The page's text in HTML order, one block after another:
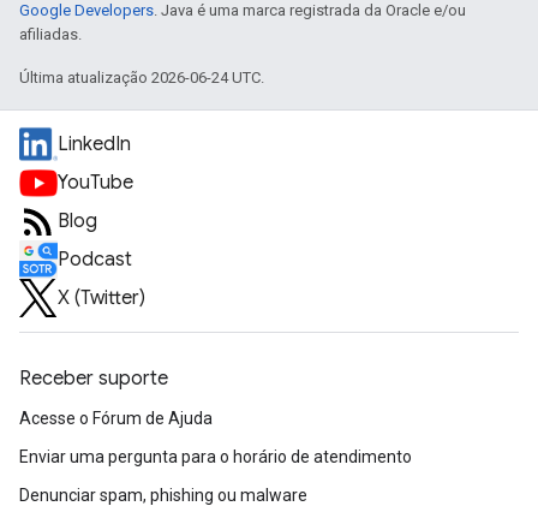
Google Developers. Java é uma marca registrada da Oracle e/ou
afiliadas.
Última atualização 2026-06-24 UTC.
LinkedIn
YouTube
Blog
Podcast
X (Twitter)
Receber suporte
Acesse o Fórum de Ajuda
Enviar uma pergunta para o horário de atendimento
Denunciar spam, phishing ou malware